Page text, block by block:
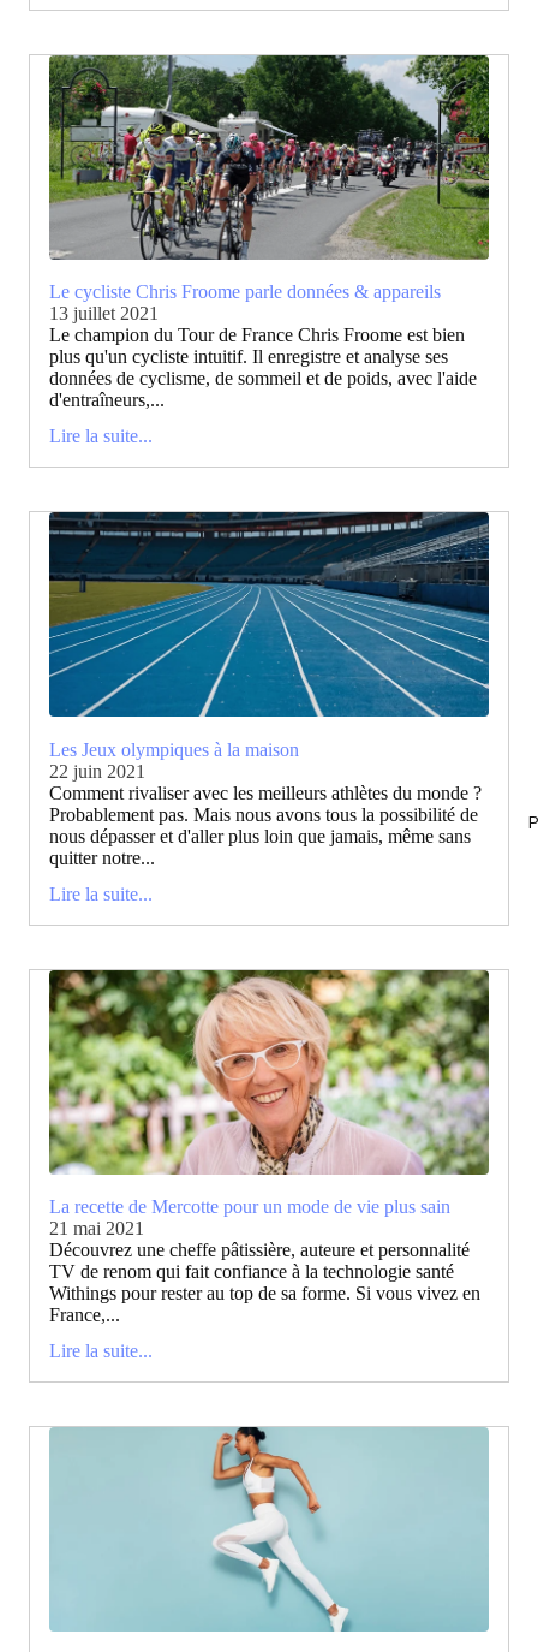
Le cycliste Chris Froome parle données & appareils
13 juillet 2021
Le champion du Tour de France Chris Froome est bien
plus qu'un cycliste intuitif. Il enregistre et analyse ses
données de cyclisme, de sommeil et de poids, avec l'aide
d'entraîneurs,...
Lire la suite...
Les Jeux olympiques à la maison
22 juin 2021
Comment rivaliser avec les meilleurs athlètes du monde ?
Probablement pas. Mais nous avons tous la possibilité de
nous dépasser et d'aller plus loin que jamais, même sans
quitter notre...
Lire la suite...
La recette de Mercotte pour un mode de vie plus sain
21 mai 2021
Découvrez une cheffe pâtissière, auteure et personnalité
TV de renom qui fait confiance à la technologie santé
Withings pour rester au top de sa forme. Si vous vivez en
France,...
Lire la suite...